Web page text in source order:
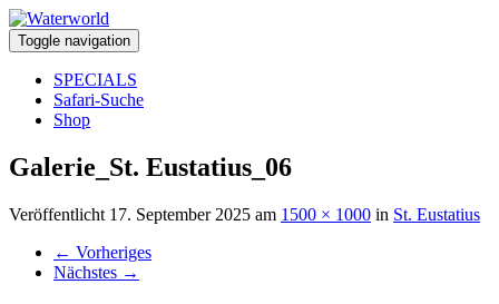
Toggle navigation
SPECIALS
Safari-Suche
Shop
Galerie_St. Eustatius_06
Veröffentlicht 17. September 2025 am 1500 × 1000 in St. Eustatius
← Vorheriges
Nächstes →